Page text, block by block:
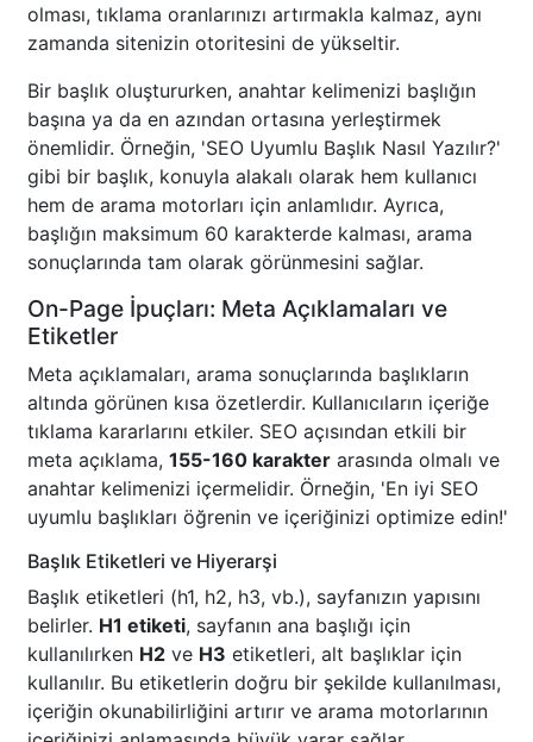
olması, tıklama oranlarınızı artırmakla kalmaz, aynı
zamanda sitenizin otoritesini de yükseltir.
Bir başlık oluştururken, anahtar kelimenizi başlığın
başına ya da en azından ortasına yerleştirmek
önemlidir. Örneğin, 'SEO Uyumlu Başlık Nasıl Yazılır?'
gibi bir başlık, konuyla alakalı olarak hem kullanıcı
hem de arama motorları için anlamlıdır. Ayrıca,
başlığın maksimum 60 karakterde kalması, arama
sonuçlarında tam olarak görünmesini sağlar.
On-Page İpuçları: Meta Açıklamaları ve
Etiketler
Meta açıklamaları, arama sonuçlarında başlıkların
altında görünen kısa özetlerdir. Kullanıcıların içeriğe
tıklama kararlarını etkiler. SEO açısından etkili bir
meta açıklama, 155-160 karakter arasında olmalı ve
anahtar kelimenizi içermelidir. Örneğin, 'En iyi SEO
uyumlu başlıkları öğrenin ve içeriğinizi optimize edin!'
Başlık Etiketleri ve Hiyerarşi
Başlık etiketleri (h1, h2, h3, vb.), sayfanızın yapısını
belirler. H1 etiketi, sayfanın ana başlığı için
kullanılırken H2 ve H3 etiketleri, alt başlıklar için
kullanılır. Bu etiketlerin doğru bir şekilde kullanılması,
içeriğin okunabilirliğini artırır ve arama motorlarının